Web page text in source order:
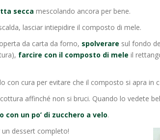
secca mescolando ancora per bene.
lasciar intiepidire il composto di mele.
da carta da forno, spolverare sul fondo
farcire con il composto di mele il
con cura per evitare che il composto si apra in
affinché non si bruci. Quando lo vedete
un po’ di zucchero a velo.
un dessert completo!